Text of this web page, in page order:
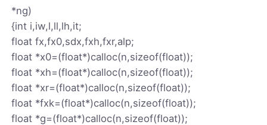
*ng)
{int i,iw,l,ll,lh,it;
float fx,fx0,sdx,fxh,fxr,alp;
float *x0=(float*)calloc(n,sizeof(float));
float *xh=(float*)calloc(n,sizeof(float));
float *xr=(float*)calloc(n,sizeof(float));
float *fxk=(float*)calloc(n,sizeof(float));
float *g=(float*)calloc(n,sizeof(float));